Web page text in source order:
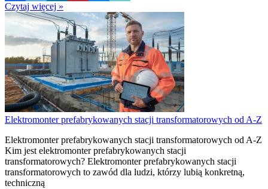
Czytaj więcej »
Elektromonter prefabrykowanych stacji transformatorowych od A-Z
Elektromonter prefabrykowanych stacji transformatorowych od A-Z
Kim jest elektromonter prefabrykowanych stacji
transformatorowych? Elektromonter prefabrykowanych stacji
transformatorowych to zawód dla ludzi, którzy lubią konkretną,
techniczną